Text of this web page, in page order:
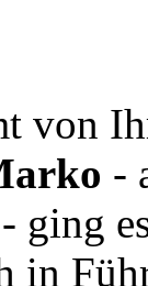
von
-
ging
in